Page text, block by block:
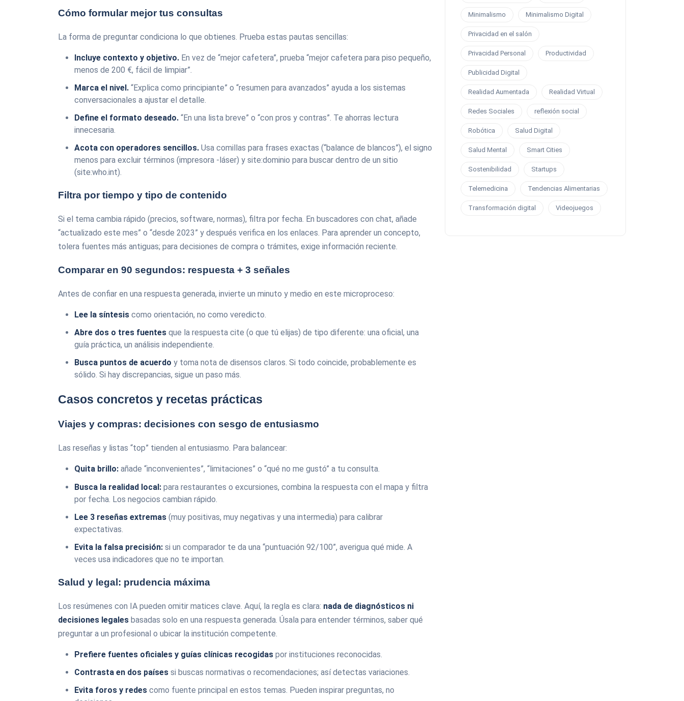
Cómo formular mejor tus consultas
La forma de preguntar condiciona lo que obtienes. Prueba estas pautas sencillas:
Incluye contexto y objetivo. En vez de “mejor cafetera”, prueba “mejor cafetera para piso pequeño,
menos de 200 €, fácil de limpiar”.
Marca el nivel. “Explica como principiante” o “resumen para avanzados” ayuda a los sistemas
conversacionales a ajustar el detalle.
Define el formato deseado. “En una lista breve” o “con pros y contras”. Te ahorras lectura
innecesaria.
Acota con operadores sencillos. Usa comillas para frases exactas (“balance de blancos”), el signo
menos para excluir términos (impresora -láser) y site:dominio para buscar dentro de un sitio
(site:who.int).
Filtra por tiempo y tipo de contenido
Si el tema cambia rápido (precios, software, normas), filtra por fecha. En buscadores con chat, añade
“actualizado este mes” o “desde 2023” y después verifica en los enlaces. Para aprender un concepto,
tolera fuentes más antiguas; para decisiones de compra o trámites, exige información reciente.
Comparar en 90 segundos: respuesta + 3 señales
Antes de confiar en una respuesta generada, invierte un minuto y medio en este microproceso:
Lee la síntesis como orientación, no como veredicto.
Abre dos o tres fuentes que la respuesta cite (o que tú elijas) de tipo diferente: una oficial, una
guía práctica, un análisis independiente.
Busca puntos de acuerdo y toma nota de disensos claros. Si todo coincide, probablemente es
sólido. Si hay discrepancias, sigue un paso más.
Casos concretos y recetas prácticas
Viajes y compras: decisiones con sesgo de entusiasmo
Las reseñas y listas “top” tienden al entusiasmo. Para balancear:
Quita brillo: añade “inconvenientes”, “limitaciones” o “qué no me gustó” a tu consulta.
Busca la realidad local: para restaurantes o excursiones, combina la respuesta con el mapa y filtra
por fecha. Los negocios cambian rápido.
Lee 3 reseñas extremas (muy positivas, muy negativas y una intermedia) para calibrar
expectativas.
Evita la falsa precisión: si un comparador te da una “puntuación 92/100”, averigua qué mide. A
veces usa indicadores que no te importan.
Salud y legal: prudencia máxima
Los resúmenes con IA pueden omitir matices clave. Aquí, la regla es clara: nada de diagnósticos ni
decisiones legales basadas solo en una respuesta generada. Úsala para entender términos, saber qué
preguntar a un profesional o ubicar la institución competente.
Prefiere fuentes oficiales y guías clínicas recogidas por instituciones reconocidas.
Contrasta en dos países si buscas normativas o recomendaciones; así detectas variaciones.
Evita foros y redes como fuente principal en estos temas. Pueden inspirar preguntas, no
Minimalismo Minimalismo Digital
Privacidad en el salón
Privacidad Personal Productividad
Publicidad Digital
Realidad Aumentada Realidad Virtual
Redes Sociales reflexión social
Robótica Salud Digital
Salud Mental Smart Cities
Sostenibilidad Startups
Telemedicina Tendencias Alimentarias
Transformación digital Videojuegos